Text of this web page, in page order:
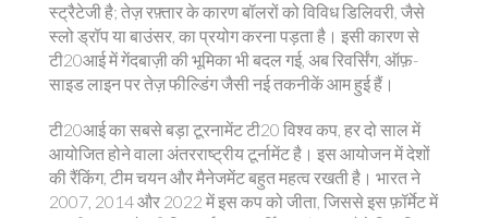
स्ट्रैटेजी है; तेज़ रफ़्तार के कारण बॉलरों को विविध डिलिवरी, जैसे
स्लो ड्रॉप या बाउंसर, का प्रयोग करना पड़ता है। इसी कारण से
टी20आई में गेंदबाज़ी की भूमिका भी बदल गई, अबरिवर्सिंग, ऑफ़-
साइड लाइन पर तेज़ फील्डिंगजैसी नई तकनीकें आम हुई हैं।
टी20आई का सबसे बड़ा टूरनामेंटटी20 विश्व कप, हर दो साल में
आयोजित होने वाला अंतरराष्ट्रीय टूर्नामेंटहै। इस आयोजन में देशों
की रैंकिंग, टीम चयन और मैनेजमेंट बहुत महत्व रखती है। भारत ने
2007, 2014 और 2022 में इस कप को जीता, जिससे इस फ़ॉर्मेट में